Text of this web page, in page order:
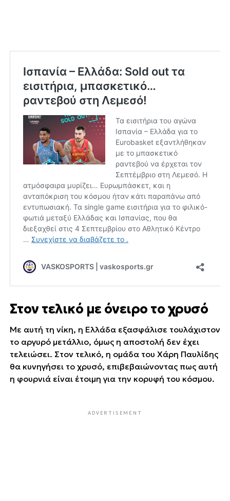
Στον τελικό με όνειρο το χρυσό
Με αυτή τη νίκη, η Ελλάδα εξασφάλισε τουλάχιστον
το αργυρό μετάλλιο, όμως η αποστολή δεν έχει
τελειώσει. Στον τελικό, η ομάδα του Χάρη Παυλίδης
θα κυνηγήσει το χρυσό, επιβεβαιώνοντας πως αυτή
η φουρνιά είναι έτοιμη για την κορυφή του κόσμου.
ADVERTISEMENT